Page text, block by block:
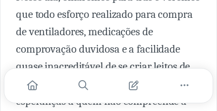
que todo esforço realizado para compra
de ventiladores, medicações de
comprovação duvidosa e a facilidade
quase inacreditável de se criar leitos de
UTI, somente serviu para dar falsas
esperanças a quem não compreende a